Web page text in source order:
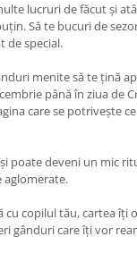
lucruri de făcut și
Să te bucuri de
de special.
menite să te țină
până în ziua de
care se potrivește
poate deveni un mic
aglomerate.
cu copilul tău, cartea îți
gânduri care îți vor